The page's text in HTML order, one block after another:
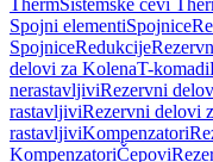
ThermSistemske cevi
Spojni elementiSpojnice
SpojniceRedukcije
delovi za KolenaT-komadi
nerastavljiviRezervni
rastavljiviRezervni delovi
rastavljiviKompenzatori
KompenzatoriČepovi